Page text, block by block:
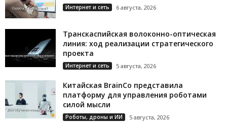
Интернет и сеть 6 августа, 2026
Транскаспийская волоконно-оптическая
линия: ход реализации стратегического
проекта
Интернет и сеть 5 августа, 2026
Китайская BrainCo представила
платформу для управления роботами
силой мысли
Роботы, дроны и ИИ 5 августа, 2026